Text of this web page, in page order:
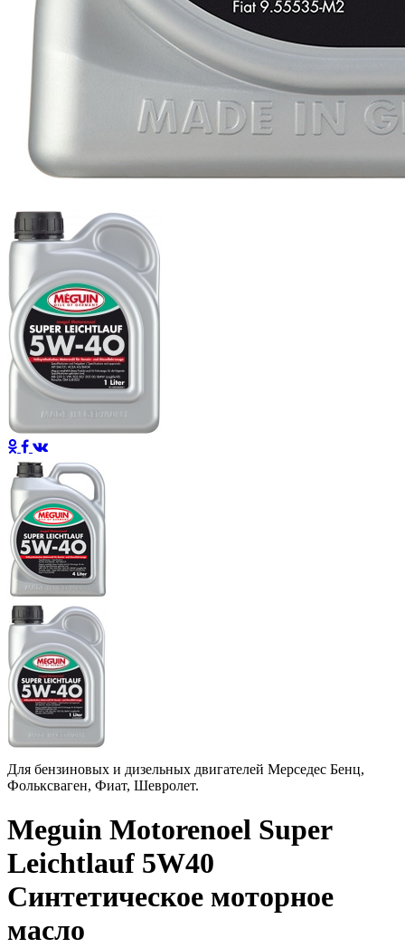
Для бензиновых и дизельных двигателей Мерседес Бенц,
Фольксваген, Фиат, Шевролет.
Meguin Motorenoel Super
Leichtlauf 5W40
Синтетическое моторное
масло